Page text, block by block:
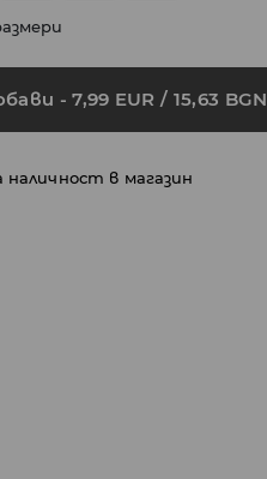
-7,99 EUR / 15,63 BGN
наличност в магазин